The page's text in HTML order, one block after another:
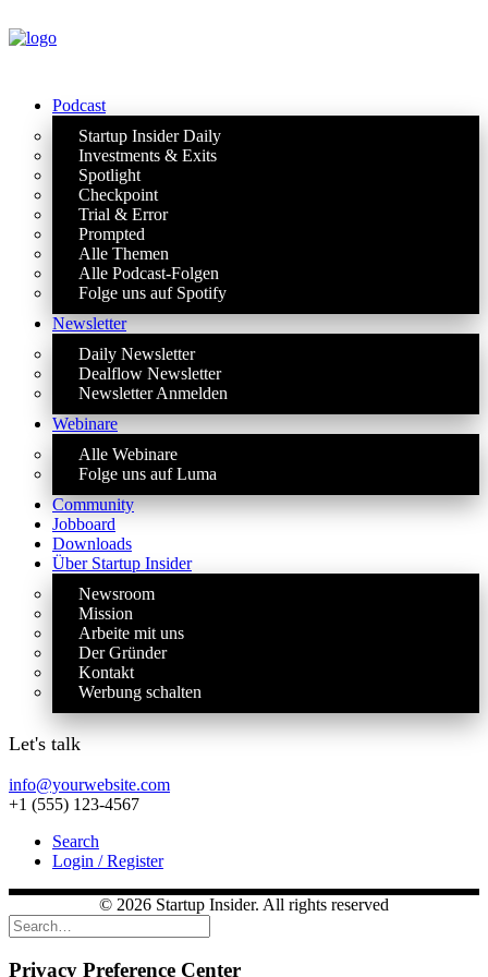
Podcast
Startup Insider Daily
Investments & Exits
Spotlight
Checkpoint
Trial & Error
Prompted
Alle Themen
Alle Podcast-Folgen
Folge uns auf Spotify
Newsletter
Daily Newsletter
Dealflow Newsletter
Newsletter Anmelden
Webinare
Alle Webinare
Folge uns auf Luma
Community
Jobboard
Downloads
Über Startup Insider
Newsroom
Mission
Arbeite mit uns
Der Gründer
Kontakt
Werbung schalten
Let's talk
info@yourwebsite.com
+1 (555) 123-4567
Search
Login / Register
© 2026 Startup Insider. All rights reserved
Privacy Preference Center